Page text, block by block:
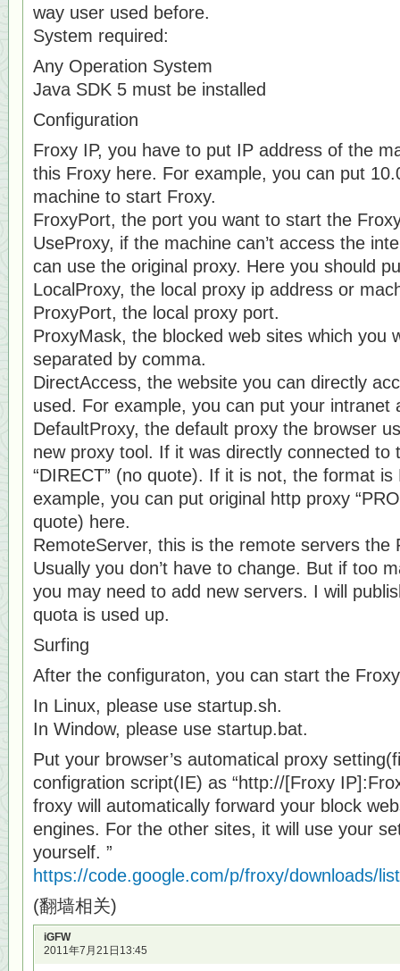
way user used before.
System required:
Any Operation System
Java SDK 5 must be installed
Configuration
Froxy IP, you have to put IP address of the
this Froxy here. For example, you can put
machine to start Froxy.
FroxyPort, the port you want to start the
UseProxy, if the machine can’t access the
can use the original proxy. Here you should
LocalProxy, the local proxy ip address or
ProxyPort, the local proxy port.
ProxyMask, the blocked web sites which you
separated by comma.
DirectAccess, the website you can directly
used. For example, you can put your intranet
DefaultProxy, the default proxy the browser
new proxy tool. If it was directly connected to
“DIRECT” (no quote). If it is not, the format
example, you can put original http proxy
quote) here.
RemoteServer, this is the remote servers the
Usually you don’t have to change. But if too
you may need to add new servers. I will
quota is used up.
Surfing
After the configuraton, you can start the
In Linux, please use startup.sh.
In Window, please use startup.bat.
Put your browser’s automatical proxy
configration script(IE) as “http://[Froxy
froxy will automatically forward your block
engines. For the other sites, it will use your
yourself. ”
https://code.google.com/p/froxy/downloads/list
(翻墙相关)
iGFW
2011年7月21日13:45